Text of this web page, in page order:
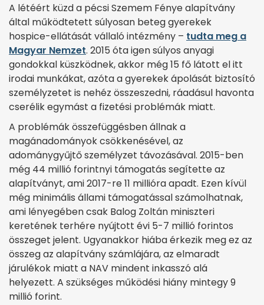
A létéért küzd a pécsi Szemem Fénye alapítvány
által működtetett súlyosan beteg gyerekek
hospice-ellátását vállaló intézmény – tudta meg a
Magyar Nemzet. 2015 óta igen súlyos anyagi
gondokkal küszködnek, akkor még 15 fő látott el itt
irodai munkákat, azóta a gyerekek ápolását biztosító
személyzetet is nehéz összeszedni, ráadásul havonta
cserélik egymást a fizetési problémák miatt.
A problémák összefüggésben állnak a
magánadományok csökkenésével, az
adománygyűjtő személyzet távozásával. 2015-ben
még 44 millió forintnyi támogatás segítette az
alapítványt, ami 2017-re 11 millióra apadt. Ezen kívül
még minimális állami támogatással számolhatnak,
ami lényegében csak Balog Zoltán miniszteri
keretének terhére nyújtott évi 5-7 millió forintos
összeget jelent. Ugyanakkor hiába érkezik meg ez az
összeg az alapítvány számlájára, az elmaradt
járulékok miatt a NAV mindent inkasszó alá
helyezett. A szükséges működési hiány mintegy 9
millió forint.